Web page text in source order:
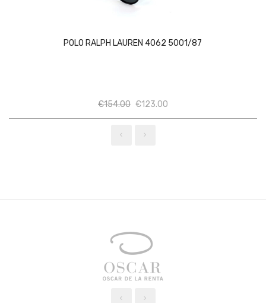
POLO RALPH LAUREN 4062 5001/87
€154.00 Ποσότητα
€123.00